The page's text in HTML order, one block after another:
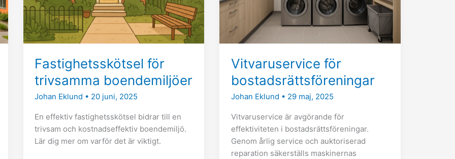
Fastighetsskötsel för
trivsamma boendemiljöer
Johan Eklund • 20 juni, 2025
En effektiv fastighetsskötsel bidrar till en
trivsam och kostnadseffektiv boendemiljö.
Lär dig mer om varför det är viktigt.
Vitvaruservice för
bostadsrättsföreningar
Johan Eklund • 29 maj, 2025
Vitvaruservice är avgörande för
effektiviteten i bostadsrättsföreningar.
Genom årlig service och auktoriserad
reparation säkerställs maskinernas